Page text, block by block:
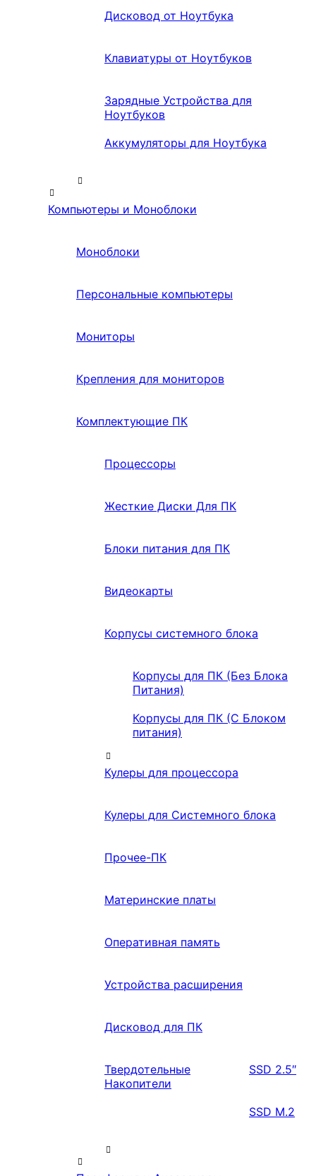
Дисковод от Ноутбука
Клавиатуры от Ноутбуков
Зарядные Устройства для
Ноутбуков
Аккумуляторы для Ноутбука
Компьютеры и Моноблоки
Моноблоки
Персональные компьютеры
Мониторы
Крепления для мониторов
Комплектующие ПК
Процессоры
Жесткие Диски Для ПК
Блоки питания для ПК
Видеокарты
Корпусы системного блока
Корпусы для ПК (Без Блока
Питания)
Корпусы для ПК (С Блоком
питания)
Кулеры для процессора
Кулеры для Системного блока
Прочее-ПК
Материнские платы
Оперативная память
Устройства расширения
Дисковод для ПК
Твердотельные
Накопители
SSD 2.5″
SSD M.2